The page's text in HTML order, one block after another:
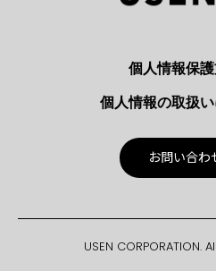
個人情報保
個人情報の取扱
お問い合わ
USEN CORPORATION.